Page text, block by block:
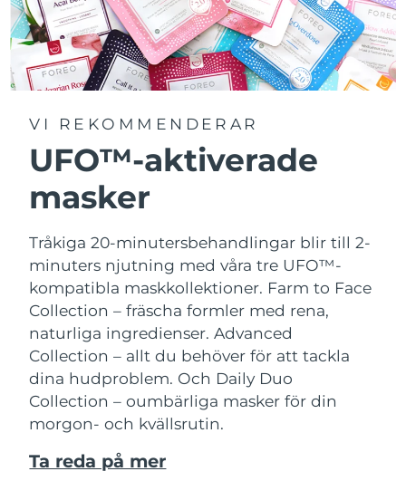
VI REKOMMENDERAR
UFO™-aktiverade
masker
Tråkiga 20-minutersbehandlingar blir till 2-
minuters njutning med våra tre UFO™-
kompatibla maskkollektioner. Farm to Face
Collection – fräscha formler med rena,
naturliga ingredienser. Advanced
Collection – allt du behöver för att tackla
dina hudproblem. Och Daily Duo
Collection – oumbärliga masker för din
morgon- och kvällsrutin.
Ta reda på mer